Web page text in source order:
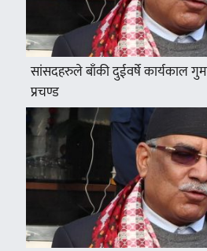
सांसदहरुले बाँकी दुईवर्षे कार्यकाल
प्रचण्ड